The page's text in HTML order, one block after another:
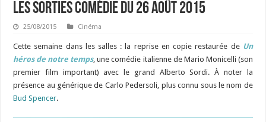
Les sorties Comédie du 26 août 2015
25/08/2015 Cinéma
Cette semaine dans les salles : la reprise en copie restaurée de Un
héros de notre temps, une comédie italienne de Mario Monicelli (son
premier film important) avec le grand Alberto Sordi. À noter la
présence au générique de Carlo Pedersoli, plus connu sous le nom de
Bud Spencer.